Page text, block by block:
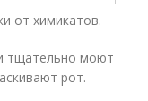
от химикатов.
тщательно моют
рот.